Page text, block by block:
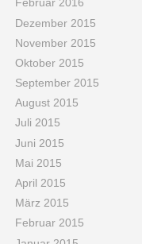
Februar 2016
Dezember 2015
November 2015
Oktober 2015
September 2015
August 2015
Juli 2015
Juni 2015
Mai 2015
April 2015
März 2015
Februar 2015